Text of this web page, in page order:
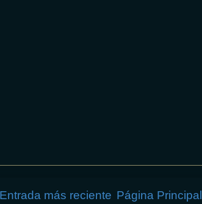
Entrada más reciente Página Principal